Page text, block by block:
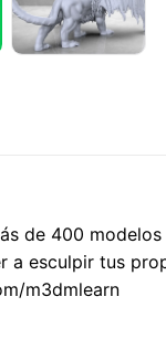
de 400
a esculpir tus
m3dmlearn